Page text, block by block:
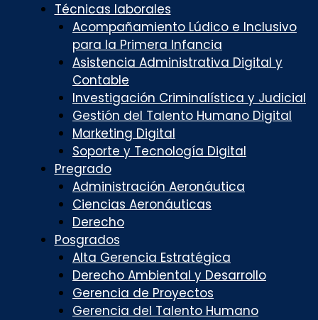
Técnicas laborales
Acompañamiento Lúdico e Inclusivo
para la Primera Infancia
Asistencia Administrativa Digital y
Contable
Investigación Criminalística y Judicial
Gestión del Talento Humano Digital
Marketing Digital
Soporte y Tecnología Digital
Pregrado
Administración Aeronáutica
Ciencias Aeronáuticas
Derecho
Posgrados
Alta Gerencia Estratégica
Derecho Ambiental y Desarrollo
Gerencia de Proyectos
Gerencia del Talento Humano